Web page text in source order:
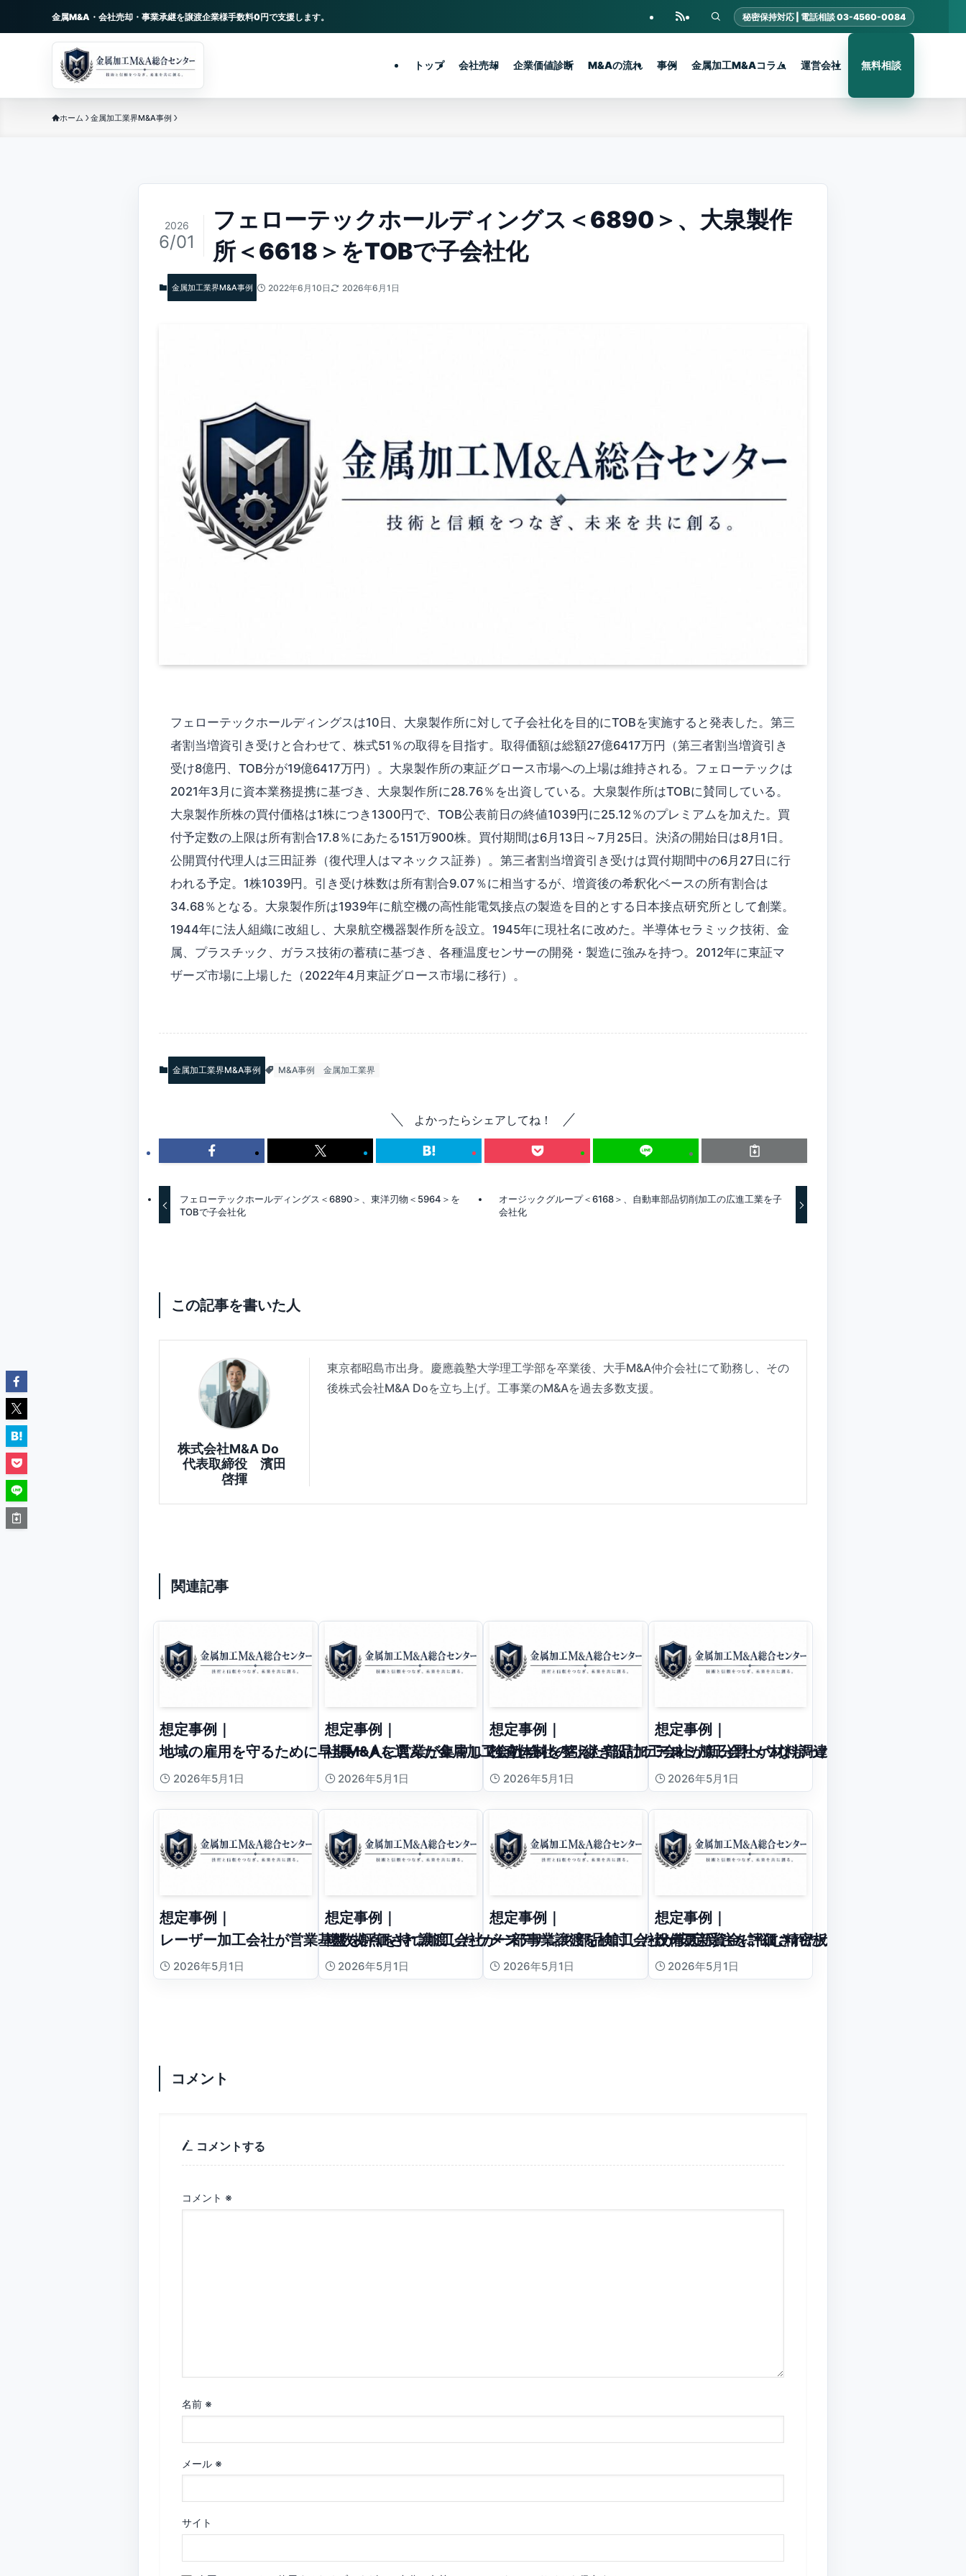
金属M&A・会社売却・事業承継を譲渡企業様手数料0円で支援します。
トップ 会社売却 企業価値診断 M&Aの流れ 事例 金属加工M&Aコラム 運営会社 無料相談
ホーム 金属加工業界M&A事例
フェローテックホールディングス＜6890＞、大泉製作
所＜6618＞をTOBで子会社化
2026
6/01
金属加工業界M&A事例 2022年6月10日 2026年6月1日
フェローテックホールディングスは10日、大泉製作所に対して子会社化を目的にTOBを実施すると発表した。第三
者割当増資引き受けと合わせて、株式51％の取得を目指す。取得価額は総額27億6417万円（第三者割当増資引き
受け8億円、TOB分が19億6417万円）。大泉製作所の東証グロース市場への上場は維持される。フェローテックは
2021年3月に資本業務提携に基づき、大泉製作所に28.76％を出資している。大泉製作所はTOBに賛同している。
大泉製作所株の買付価格は1株につき1300円で、TOB公表前日の終値1039円に25.12％のプレミアムを加えた。買
付予定数の上限は所有割合17.8％にあたる151万900株。買付期間は6月13日～7月25日。決済の開始日は8月1日。
公開買付代理人は三田証券（復代理人はマネックス証券）。第三者割当増資引き受けは買付期間中の6月27日に行
われる予定。1株1039円。引き受け株数は所有割合9.07％に相当するが、増資後の希釈化ベースの所有割合は
34.68％となる。大泉製作所は1939年に航空機の高性能電気接点の製造を目的とする日本接点研究所として創業。
1944年に法人組織に改組し、大泉航空機器製作所を設立。1945年に現社名に改めた。半導体セラミック技術、金
属、プラスチック、ガラス技術の蓄積に基づき、各種温度センサーの開発・製造に強みを持つ。2012年に東証マ
ザーズ市場に上場した（2022年4月東証グロース市場に移行）。
金属加工業界M&A事例 M&A事例 金属加工業界
よかったらシェアしてね！
フェローテックホールディングス＜6890＞、東洋刃物＜5964＞を
TOBで子会社化
オージックグループ＜6168＞、自動車部品切削加工の広進工業を子
会社化
この記事を書いた人
株式会社M&A Do
代表取締役 濱田
啓揮
東京都昭島市出身。慶應義塾大学理工学部を卒業後、大手M&A仲介会社にて勤務し、その
後株式会社M&A Doを立ち上げ。工事業のM&Aを過去多数支援。
関連記事
想定事例｜
地域の雇用を守るために早期M&Aを選んだ金属加工会社
2026年5月1日
想定事例｜
社長一人に営業が集中していた会社の引継ぎ設計ケース
2026年5月1日
想定事例｜
検査体制を整えた部品加工会社が新分野へつながったケース
2026年5月1日
想定事例｜
アルミ加工会社が材料調達力を強みに承継した
2026年5月1日
想定事例｜
レーザー加工会社が営業基盤を評価され譲渡したケース
2026年5月1日
想定事例｜
複数拠点を持つ加工会社が一部事業譲渡を検討したケース
2026年5月1日
想定事例｜
メンテナンス部品加工会社が安定受注を評価されたケース
2026年5月1日
想定事例｜
設備更新資金に悩む精密板金会社の承継ケース
2026年5月1日
コメント
コメントする
コメント ※
名前 ※
メール ※
サイト